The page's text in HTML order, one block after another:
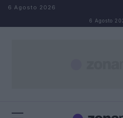
Salta al contenuto
6 Agosto 2026
6 Agosto